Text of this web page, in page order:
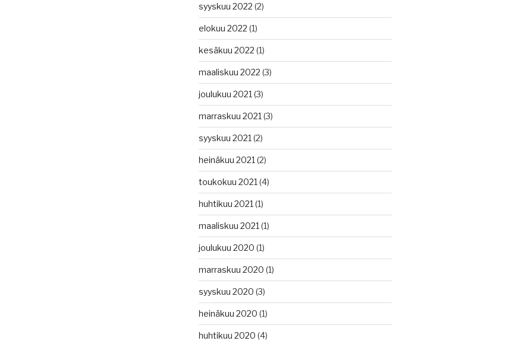
syyskuu 2022 (2)
elokuu 2022 (1)
kesäkuu 2022 (1)
maaliskuu 2022 (3)
joulukuu 2021 (3)
marraskuu 2021 (3)
syyskuu 2021 (2)
heinäkuu 2021 (2)
toukokuu 2021 (4)
huhtikuu 2021 (1)
maaliskuu 2021 (1)
joulukuu 2020 (1)
marraskuu 2020 (1)
syyskuu 2020 (3)
heinäkuu 2020 (1)
huhtikuu 2020 (4)